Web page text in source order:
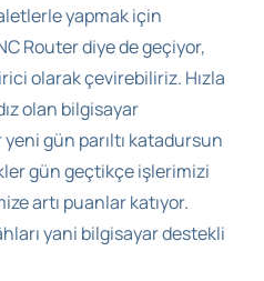
yapmak için
Router diye de geçiyor,
olarak çevirebiliriz. Hızla
olan bilgisayar
yeni gün parıltı katadursun
gün geçtikçe işlerimizi
artı puanlar katıyor.
yani bilgisayar destekli